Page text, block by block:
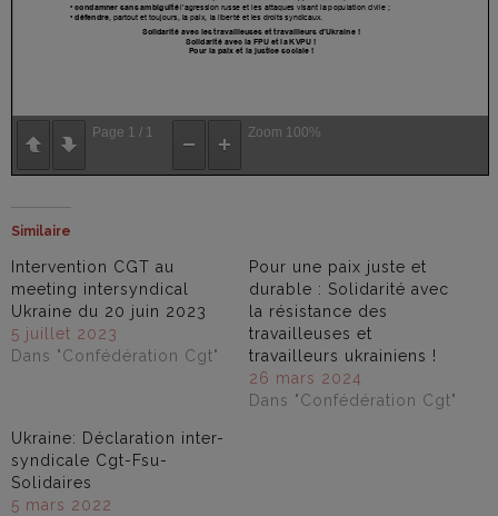
Page 1 / 1 Zoom 100%
Similaire
Intervention CGT au
meeting intersyndical
Ukraine du 20 juin 2023
5 juillet 2023
Dans "Confédération Cgt"
Pour une paix juste et
durable : Solidarité avec
la résistance des
travailleuses et
travailleurs ukrainiens !
26 mars 2024
Dans "Confédération Cgt"
Ukraine: Déclaration inter-
syndicale Cgt-Fsu-
Solidaires
5 mars 2022